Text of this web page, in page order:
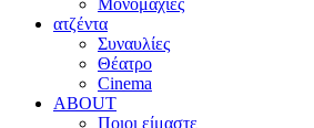
Μονομαχίες
ατζέντα
Συναυλίες
Θέατρο
Cinema
ABOUT
Ποιοι είμαστε